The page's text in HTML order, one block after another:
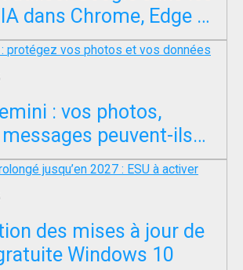
dans Chrome, Edge et
: vos photos,
peuvent-ils
l’IA ?
des mises à jour de
Windows 10